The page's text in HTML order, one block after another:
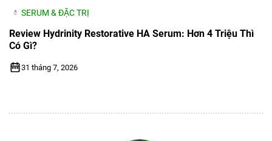
SERUM & ĐẶC TRỊ
Review Hydrinity Restorative HA Serum: Hơn 4 Triệu Thì
Có Gì?
31 tháng 7, 2026